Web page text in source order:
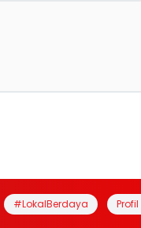
#LokalBerdaya